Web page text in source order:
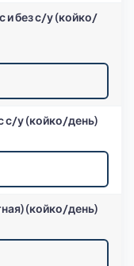
и без с/у (койко/
с/у (койко/день)
(койко/день)